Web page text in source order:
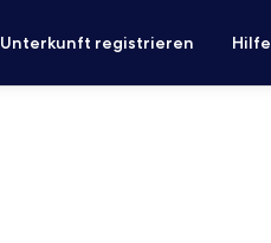
Unterkunft registrieren Hilfe